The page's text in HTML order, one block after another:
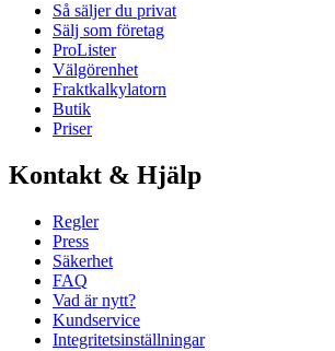
Så säljer du privat
Sälj som företag
ProLister
Välgörenhet
Fraktkalkylatorn
Butik
Priser
Kontakt & Hjälp
Regler
Press
Säkerhet
FAQ
Vad är nytt?
Kundservice
Integritetsinställningar